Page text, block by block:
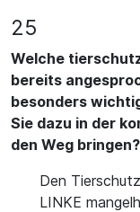
25
Welche
bereits
besonders
Sie dazu in der
den Weg bringen?
Den
LINKE